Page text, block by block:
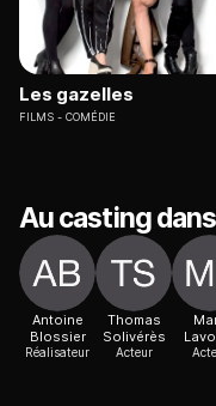
Les gazelles
FILMS COMÉDIE
Au casting
Antoine
Blossier
Réalisateur
Thomas
Solivérès
Acteur